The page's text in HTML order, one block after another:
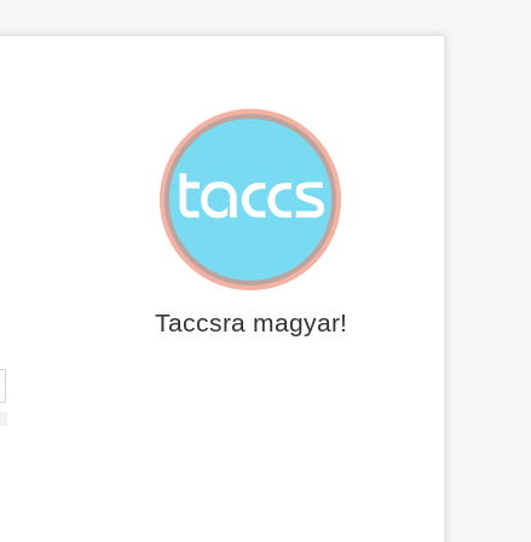
Taccsra magyar!